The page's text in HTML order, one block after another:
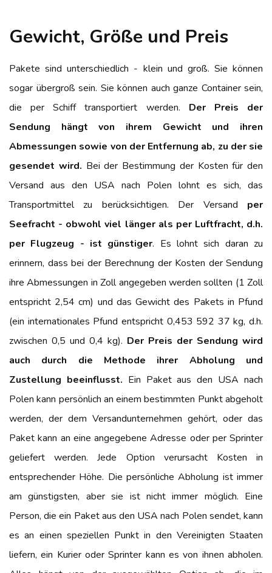
Gewicht, Größe und Preis
Pakete sind unterschiedlich - klein und groß. Sie können
sogar übergroß sein. Sie können auch ganze Container sein,
die per Schiff transportiert werden. Der Preis der
Sendung hängt von ihrem Gewicht und ihren
Abmessungen sowie von der Entfernung ab, zu der sie
gesendet wird. Bei der Bestimmung der Kosten für den
Versand aus den USA nach Polen lohnt es sich, das
Transportmittel zu berücksichtigen. Der Versand per
Seefracht - obwohl viel länger als per Luftfracht, d.h.
per Flugzeug - ist günstiger. Es lohnt sich daran zu
erinnern, dass bei der Berechnung der Kosten der Sendung
ihre Abmessungen in Zoll angegeben werden sollten (1 Zoll
entspricht 2,54 cm) und das Gewicht des Pakets in Pfund
(ein internationales Pfund entspricht 0,453 592 37 kg, d.h.
zwischen 0,5 und 0,4 kg). Der Preis der Sendung wird
auch durch die Methode ihrer Abholung und
Zustellung beeinflusst. Ein Paket aus den USA nach
Polen kann persönlich an einem bestimmten Punkt abgeholt
werden, der dem Versandunternehmen gehört, oder das
Paket kann an eine angegebene Adresse oder per Sprinter
geliefert werden. Jede Option verursacht Kosten in
entsprechender Höhe. Die persönliche Abholung ist immer
am günstigsten, aber sie ist nicht immer möglich. Eine
Person, die ein Paket aus den USA nach Polen sendet, kann
es an einen speziellen Punkt in den Vereinigten Staaten
liefern, ein Kurier oder Sprinter kann es von ihnen abholen.